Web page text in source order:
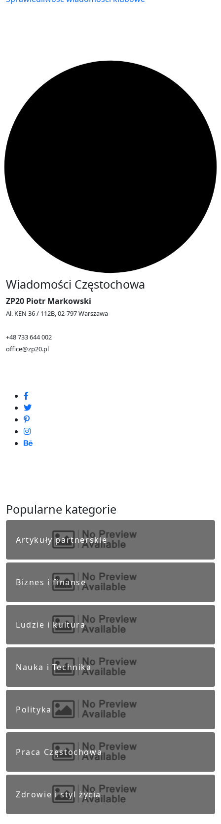
Wiadomości Częstochowa
ZP20 Piotr Markowski
Al. KEN 36 / 112B, 02-797 Warszawa
+48 733 644 002
office@zp20.pl
Popularne kategorie
Artykuły partnerskie
Biznes i finanse
Ludzie i kultura
Nauka i Technika
Polityka
Praca Częstochowa
Zdrowie i styl życia